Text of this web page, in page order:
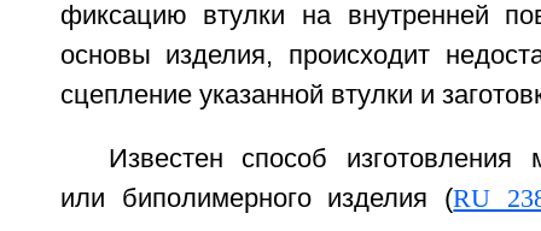
фиксацию втулки на внутренней
основы изделия, происходит
сцепление указанной втулки и
Известен способ изготовления
или биполимерного изделия (RU